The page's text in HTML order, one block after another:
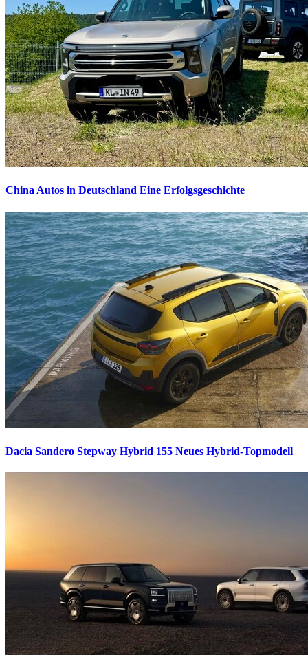
China Autos in Deutschland Eine Erfolgsgeschichte
Dacia Sandero Stepway Hybrid 155 Neues Hybrid-Topmodell